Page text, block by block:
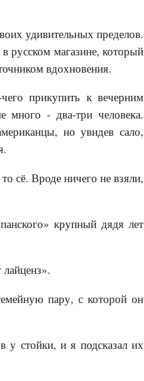
удивительных пределов.
русском магазине, который
вдохновения.
прикупить к вечерним
много - два-три человека.
но увидев сало,
сё. Вроде ничего не взяли,
крупный дядя лет
пару, с которой он
у стойки, и я подсказал их